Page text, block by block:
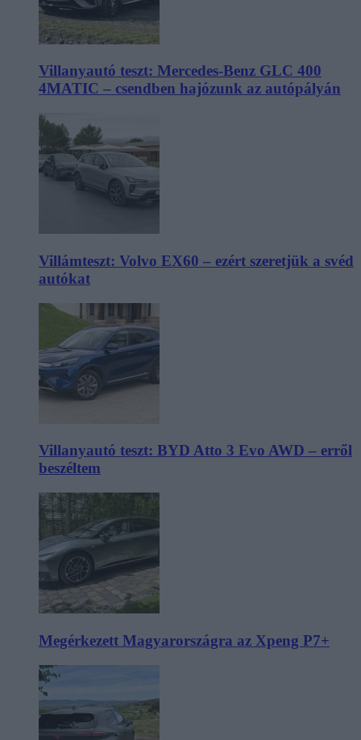
Villanyautó teszt: Mercedes-Benz GLC 400
4MATIC – csendben hajózunk az autópályán
Villámteszt: Volvo EX60 – ezért szeretjük a svéd
autókat
Villanyautó teszt: BYD Atto 3 Evo AWD – erről
beszéltem
Megérkezett Magyarországra az Xpeng P7+